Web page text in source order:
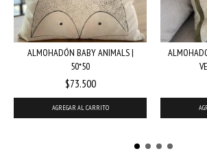
ALMOHADÓN BABY ANIMALS |
50*50
$73.500